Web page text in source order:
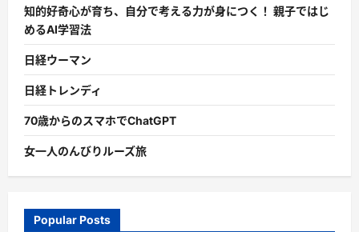
知的好奇心が育ち、自分で考える力が身につく！ 親子ではじ
めるAI学習法
日経ウーマン
日経トレンディ
70歳からのスマホでChatGPT
女一人のんびりルーズ旅
Popular Posts